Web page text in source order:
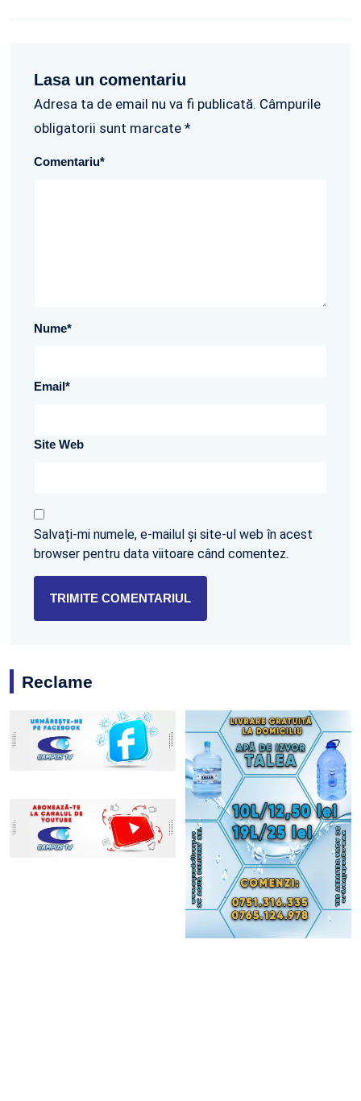
Lasa un comentariu
Adresa ta de email nu va fi publicată. Câmpurile
obligatorii sunt marcate *
Comentariu*
Nume*
Email*
Site Web
Salvați-mi numele, e-mailul și site-ul web în acest
browser pentru data viitoare când comentez.
Reclame